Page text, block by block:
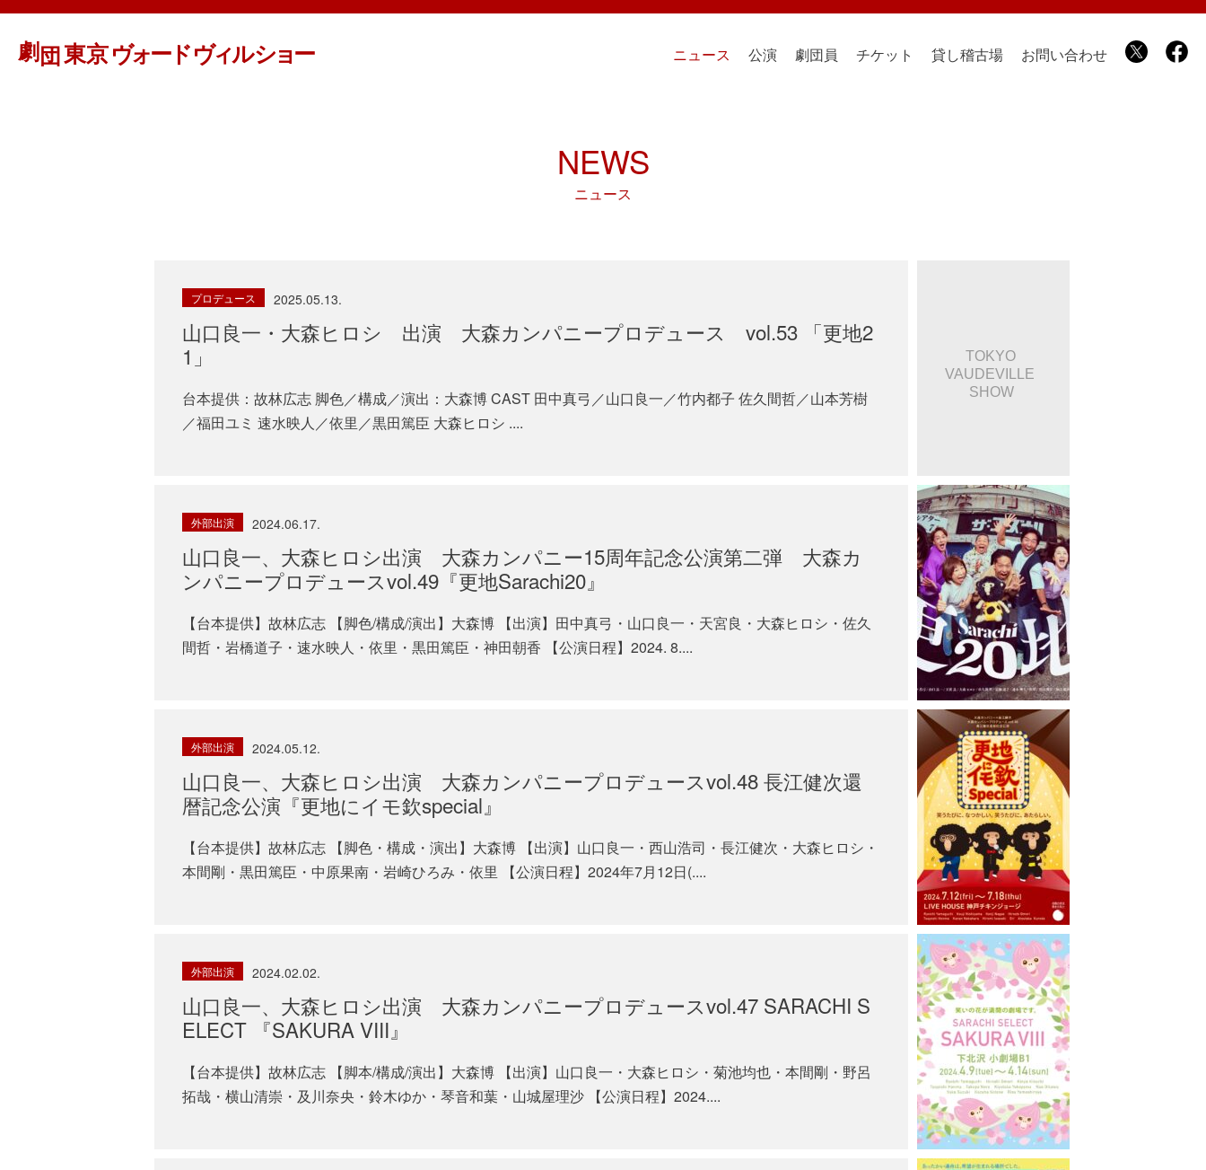
ニュース 公演 劇団員 チケット 貸し稽古場 お問い合わせ
NEWS
ニュース
プロデュース 2025.05.13.
山口良一・大森ヒロシ 出演 大森カンパニープロデュース vol.53 「更地2
1」
台本提供：故林広志 脚色／構成／演出：大森博 CAST 田中真弓／山口良一／竹内都子 佐久間哲／山本芳樹
／福田ユミ 速水映人／依里／黒田篤臣 大森ヒロシ ....
外部出演 2024.06.17.
山口良一、大森ヒロシ出演 大森カンパニー15周年記念公演第二弾 大森カ
ンパニープロデュースvol.49『更地Sarachi20』
【台本提供】故林広志 【脚色/構成/演出】大森博 【出演】田中真弓・山口良一・天宮良・大森ヒロシ・佐久
間哲・岩橋道子・速水映人・依里・黒田篤臣・神田朝香 【公演日程】2024. 8....
外部出演 2024.05.12.
山口良一、大森ヒロシ出演 大森カンパニープロデュースvol.48 長江健次還
暦記念公演『更地にイモ欽special』
【台本提供】故林広志 【脚色・構成・演出】大森博 【出演】山口良一・西山浩司・長江健次・大森ヒロシ・
本間剛・黒田篤臣・中原果南・岩崎ひろみ・依里 【公演日程】2024年7月12日(....
外部出演 2024.02.02.
山口良一、大森ヒロシ出演 大森カンパニープロデュースvol.47 SARACHI S
ELECT 『SAKURA VIII』
【台本提供】故林広志 【脚本/構成/演出】大森博 【出演】山口良一・大森ヒロシ・菊池均也・本間剛・野呂
拓哉・横山清崇・及川奈央・鈴木ゆか・琴音和葉・山城屋理沙 【公演日程】2024....